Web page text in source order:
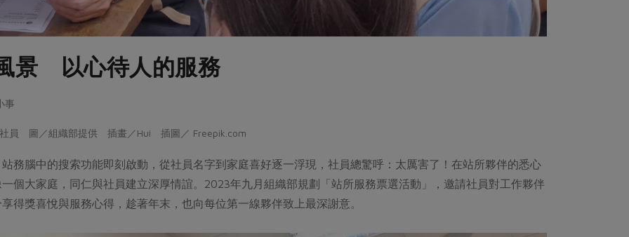
景 以心待人的服務
事
社員 圖／組織部提供 插畫／Hui 插圖／ Freepik.com
務腦中的搜索功能即刻啟動，從社員名字到家庭喜好逐一浮現，社員總驚呼：太厲害了！在站所夥伴的悉心
個大家庭，同仁與社員建立深厚情誼。2023年九月組織部規劃「站所服務票選活動」，邀請社員對工作夥伴
得獎喜悅與服務心得，趁著年末，也向每位第一線夥伴致上最深謝意。